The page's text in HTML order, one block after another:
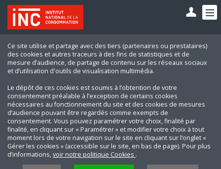
Ce site utilise et partage avec des tiers (partenaires ou prestataires)
des cookies et autres traceurs à des fins de statistiques et de
mesure d’audience, de partage de contenu sur les réseaux sociaux
et d’utilisation d'outils de visualisation multimédia.
Le dépôt de ces cookies est soumis à l’obtention de votre
consentement préalable à l’exception de certains cookies
nécessaires au fonctionnement du site et des cookies de mesures
d’audience pouvant être regardés comme exempts de
consentement. Vous pouvez paramétrer votre choix, finalité par
finalité, en cliquant sur « Paramétrer » et modifier votre choix à tout
moment lors de votre navigation sur le site en cliquant sur l’onglet «
Gérer les cookies » (accessible sur le site, en bas de page). Pour plus
d’informations,voir notre politique Cookies .